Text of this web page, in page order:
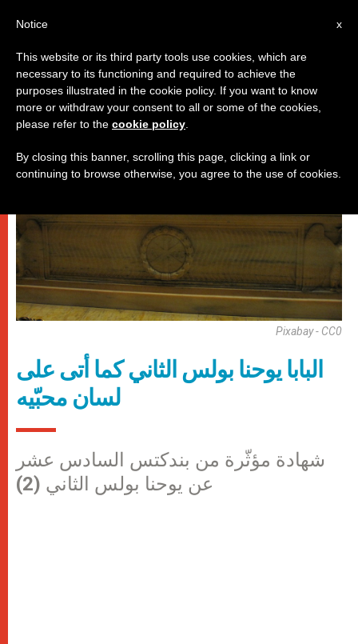
باباوات
Pixabay - CC0
البابا يوحنا بولس الثاني كما أتى على
لسان محبّيه
شهادة مؤثّرة من بندكتس السادس عشر
عن يوحنا بولس الثاني (2)
x
Notice
This website or its third party tools use cookies, which are
necessary to its functioning and required to achieve the
purposes illustrated in the cookie policy. If you want to know
more or withdraw your consent to all or some of the cookies,
please refer to the cookie policy
By closing this banner, scrolling this page, clicking a link or
continuing to browse otherwise, you agree to the use of cookies.